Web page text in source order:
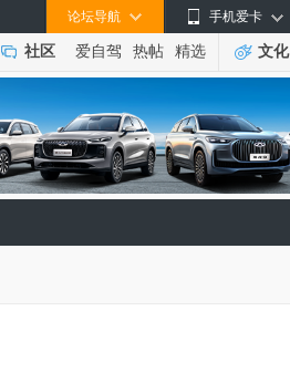
手机爱卡
论坛导航
社区 爱自驾 热帖 精选 文化